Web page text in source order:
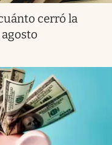
cerró la